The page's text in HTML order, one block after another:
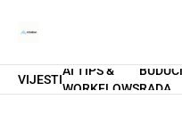
Home
VIJESTI
AI TIPS &
WORKFLOWSRADA